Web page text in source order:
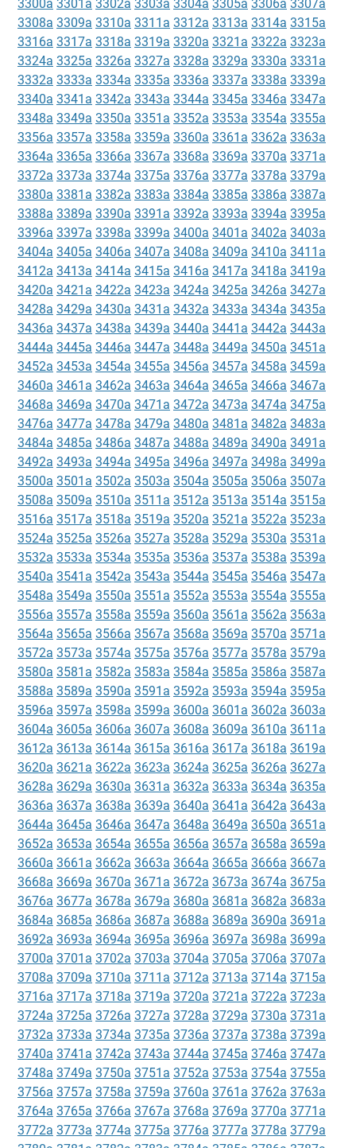
3300a 3301a 3302a 3303a 3304a 3305a 3306a 3307a
3308a 3309a 3310a 3311a 3312a 3313a 3314a 3315a
3316a 3317a 3318a 3319a 3320a 3321a 3322a 3323a
3324a 3325a 3326a 3327a 3328a 3329a 3330a 3331a
3332a 3333a 3334a 3335a 3336a 3337a 3338a 3339a
3340a 3341a 3342a 3343a 3344a 3345a 3346a 3347a
3348a 3349a 3350a 3351a 3352a 3353a 3354a 3355a
3356a 3357a 3358a 3359a 3360a 3361a 3362a 3363a
3364a 3365a 3366a 3367a 3368a 3369a 3370a 3371a
3372a 3373a 3374a 3375a 3376a 3377a 3378a 3379a
3380a 3381a 3382a 3383a 3384a 3385a 3386a 3387a
3388a 3389a 3390a 3391a 3392a 3393a 3394a 3395a
3396a 3397a 3398a 3399a 3400a 3401a 3402a 3403a
3404a 3405a 3406a 3407a 3408a 3409a 3410a 3411a
3412a 3413a 3414a 3415a 3416a 3417a 3418a 3419a
3420a 3421a 3422a 3423a 3424a 3425a 3426a 3427a
3428a 3429a 3430a 3431a 3432a 3433a 3434a 3435a
3436a 3437a 3438a 3439a 3440a 3441a 3442a 3443a
3444a 3445a 3446a 3447a 3448a 3449a 3450a 3451a
3452a 3453a 3454a 3455a 3456a 3457a 3458a 3459a
3460a 3461a 3462a 3463a 3464a 3465a 3466a 3467a
3468a 3469a 3470a 3471a 3472a 3473a 3474a 3475a
3476a 3477a 3478a 3479a 3480a 3481a 3482a 3483a
3484a 3485a 3486a 3487a 3488a 3489a 3490a 3491a
3492a 3493a 3494a 3495a 3496a 3497a 3498a 3499a
3500a 3501a 3502a 3503a 3504a 3505a 3506a 3507a
3508a 3509a 3510a 3511a 3512a 3513a 3514a 3515a
3516a 3517a 3518a 3519a 3520a 3521a 3522a 3523a
3524a 3525a 3526a 3527a 3528a 3529a 3530a 3531a
3532a 3533a 3534a 3535a 3536a 3537a 3538a 3539a
3540a 3541a 3542a 3543a 3544a 3545a 3546a 3547a
3548a 3549a 3550a 3551a 3552a 3553a 3554a 3555a
3556a 3557a 3558a 3559a 3560a 3561a 3562a 3563a
3564a 3565a 3566a 3567a 3568a 3569a 3570a 3571a
3572a 3573a 3574a 3575a 3576a 3577a 3578a 3579a
3580a 3581a 3582a 3583a 3584a 3585a 3586a 3587a
3588a 3589a 3590a 3591a 3592a 3593a 3594a 3595a
3596a 3597a 3598a 3599a 3600a 3601a 3602a 3603a
3604a 3605a 3606a 3607a 3608a 3609a 3610a 3611a
3612a 3613a 3614a 3615a 3616a 3617a 3618a 3619a
3620a 3621a 3622a 3623a 3624a 3625a 3626a 3627a
3628a 3629a 3630a 3631a 3632a 3633a 3634a 3635a
3636a 3637a 3638a 3639a 3640a 3641a 3642a 3643a
3644a 3645a 3646a 3647a 3648a 3649a 3650a 3651a
3652a 3653a 3654a 3655a 3656a 3657a 3658a 3659a
3660a 3661a 3662a 3663a 3664a 3665a 3666a 3667a
3668a 3669a 3670a 3671a 3672a 3673a 3674a 3675a
3676a 3677a 3678a 3679a 3680a 3681a 3682a 3683a
3684a 3685a 3686a 3687a 3688a 3689a 3690a 3691a
3692a 3693a 3694a 3695a 3696a 3697a 3698a 3699a
3700a 3701a 3702a 3703a 3704a 3705a 3706a 3707a
3708a 3709a 3710a 3711a 3712a 3713a 3714a 3715a
3716a 3717a 3718a 3719a 3720a 3721a 3722a 3723a
3724a 3725a 3726a 3727a 3728a 3729a 3730a 3731a
3732a 3733a 3734a 3735a 3736a 3737a 3738a 3739a
3740a 3741a 3742a 3743a 3744a 3745a 3746a 3747a
3748a 3749a 3750a 3751a 3752a 3753a 3754a 3755a
3756a 3757a 3758a 3759a 3760a 3761a 3762a 3763a
3764a 3765a 3766a 3767a 3768a 3769a 3770a 3771a
3772a 3773a 3774a 3775a 3776a 3777a 3778a 3779a